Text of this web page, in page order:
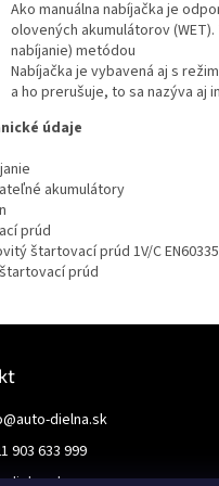
Ako manuálna nabíjačka je
olovených akumulátorov
nabíjanie) metódou
Nabíjačka je vybavená aj s
a ho prerušuje, to sa nazýva aj
údaje
akumulátory
prúd
štartovací prúd 1V/C
prúd
@auto-dielna.sk
903 633 999